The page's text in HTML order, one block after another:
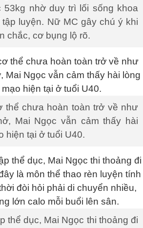
53kg nhờ duy trì lối sống khoa
tập luyện. Nữ MC gây chú ý khi
chắc, cơ bụng lộ rõ.
thể chưa hoàn toàn trở về như
Mai Ngọc vẫn cảm thấy hài
hiện tại ở tuổi U40.
thể dục, Mai Ngọc thi thoảng đi